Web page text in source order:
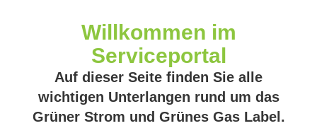
Willkommen im
Serviceportal
Auf dieser Seite finden Sie alle
wichtigen Unterlangen rund um das
Grüner Strom und Grünes Gas Label.